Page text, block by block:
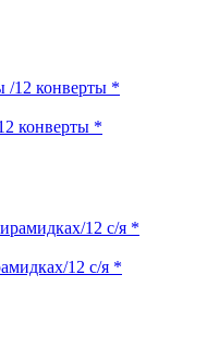
конверты *
12 с/я *